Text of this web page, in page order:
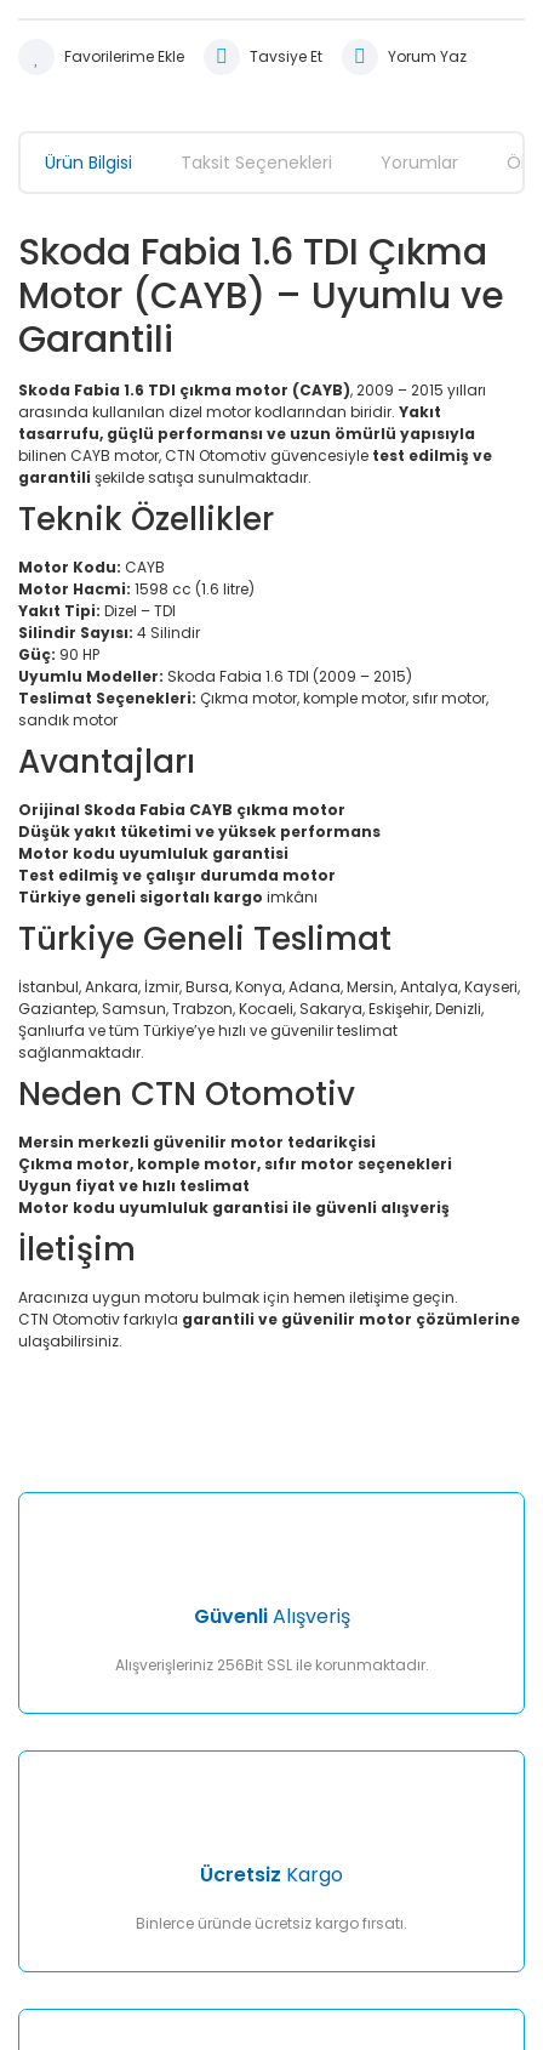
Tavsiye Et Yorum Yaz
Ürün Bilgisi Taksit Seçenekleri Yorumlar
Skoda Fabia 1.6 TDI Çıkma
Motor (CAYB) – Uyumlu ve
Garantili
Skoda Fabia 1.6 TDI çıkma motor (CAYB), 2009 – 2015 yılları
arasında kullanılan dizel motor kodlarından biridir. Yakıt
tasarrufu, güçlü performansı ve uzun ömürlü yapısıyla
bilinen CAYB motor, CTN Otomotiv güvencesiyle test edilmiş ve
garantili şekilde satışa sunulmaktadır.
Teknik Özellikler
Motor Kodu: CAYB
Motor Hacmi: 1598 cc (1.6 litre)
Yakıt Tipi: Dizel – TDI
Silindir Sayısı: 4 Silindir
Güç: 90 HP
Uyumlu Modeller: Skoda Fabia 1.6 TDI (2009 – 2015)
Teslimat Seçenekleri: Çıkma motor, komple motor, sıfır motor,
sandık motor
Avantajları
Orijinal Skoda Fabia CAYB çıkma motor
Düşük yakıt tüketimi ve yüksek performans
Motor kodu uyumluluk garantisi
Test edilmiş ve çalışır durumda motor
Türkiye geneli sigortalı kargo imkânı
Türkiye Geneli Teslimat
İstanbul, Ankara, İzmir, Bursa, Konya, Adana, Mersin, Antalya, Kayseri,
Gaziantep, Samsun, Trabzon, Kocaeli, Sakarya, Eskişehir, Denizli,
Şanlıurfa ve tüm Türkiye’ye hızlı ve güvenilir teslimat
sağlanmaktadır.
Neden CTN Otomotiv
Mersin merkezli güvenilir motor tedarikçisi
Çıkma motor, komple motor, sıfır motor seçenekleri
Uygun fiyat ve hızlı teslimat
Motor kodu uyumluluk garantisi ile güvenli alışveriş
İletişim
Aracınıza uygun motoru bulmak için hemen iletişime geçin.
CTN Otomotiv farkıyla garantili ve güvenilir motor çözümlerine
ulaşabilirsiniz.
Yorum Yaz
Ürün fiyatı diğer sitelerden daha pahalı.
GüvenliAlışveriş
Alışverişleriniz 256Bit SSL ile korunmaktadır.
Ücretsiz Kargo
Binlerce üründe ücretsiz kargo fırsatı.